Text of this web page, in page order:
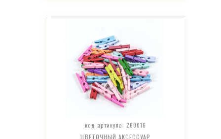
код артикула: 260016
ЦВЕТОЧНЫЙ АКСЕССУАР